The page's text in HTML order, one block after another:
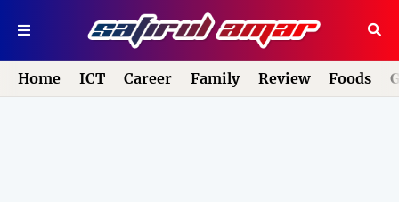
Home ICT Career Family Review Foods